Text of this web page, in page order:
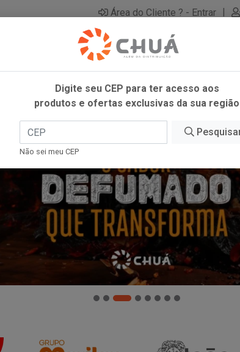
Área do Cliente ? - Entrar |
Digite seu CEP para ter acesso aos
produtos e ofertas exclusivas da sua região
Não sei meu CEP